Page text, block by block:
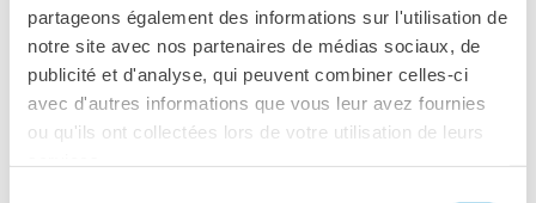
partageons également des informations sur l'utilisation de
notre site avec nos partenaires de médias sociaux, de
publicité et d'analyse, qui peuvent combiner celles-ci
avec d'autres informations que vous leur avez fournies
ou qu'ils ont collectées lors de votre utilisation de leurs
La forme interrogative et les adjectifs interrogatifs
Le passé composé et l’imparfait
Les accords des adjectifs,
Le comparatif et le superlatif